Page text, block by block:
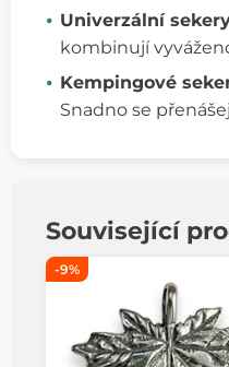
Univerzální
kombinují
Kempingové
Snadno se
Související
-9%